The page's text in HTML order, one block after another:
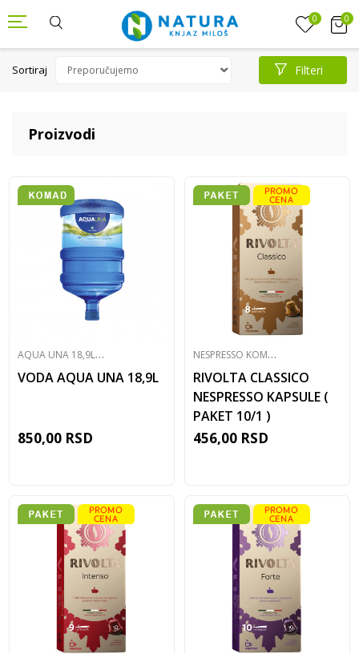
0 0
Proizvodi
Sortiraj Filteri
A
QUA UNA 18,9L BALON
VODA AQUA UNA 18,9L
850,00 RSD
N
ESPRESSO KOMPATIBILNE KAPSULE
RIVOLTA CLASSICO
NESPRESSO KAPSULE (
PAKET 10/1 )
456,00 RSD